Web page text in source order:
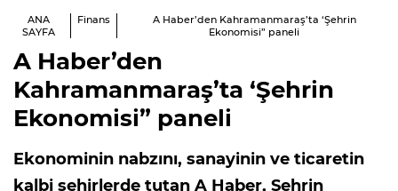
ANA
SAYFA
Finans
A Haber’den Kahramanmaraş’ta ‘Şehrin
Ekonomisi” paneli
A Haber’den
Kahramanmaraş’ta ‘Şehrin
Ekonomisi” paneli
Ekonominin nabzını, sanayinin ve ticaretin
kalbi şehirlerde tutan A Haber, Şehrin